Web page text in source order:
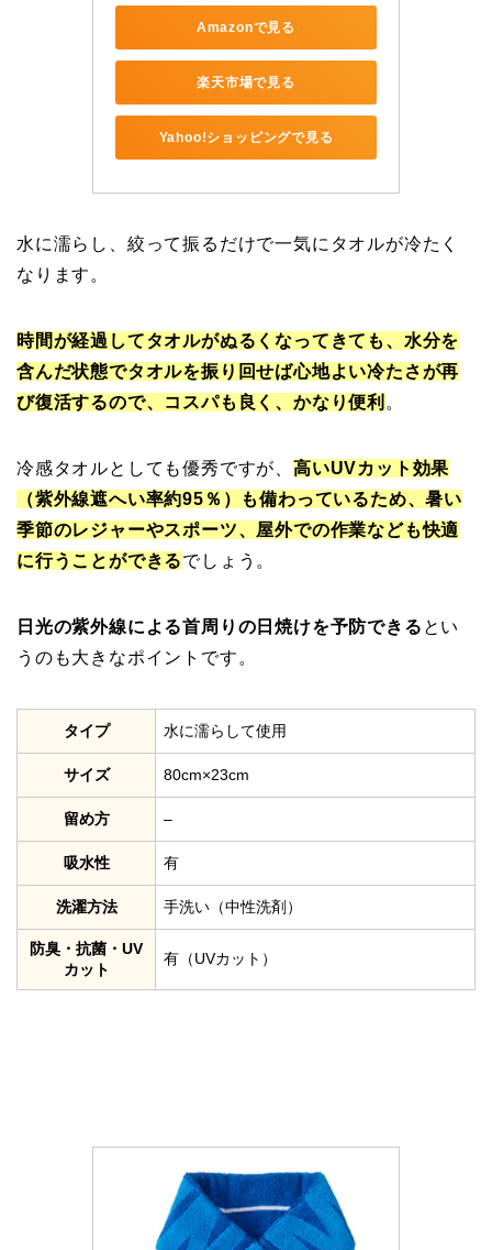
Amazonで見る
楽天市場で見る
Yahoo!ショッピングで見る
水に濡らし、絞って振るだけで一気にタオルが冷たく
なります。
時間が経過してタオルがぬるくなってきても、水分を
含んだ状態でタオルを振り回せば心地よい冷たさが再
び復活するので、コスパも良く、かなり便利 。
冷感タオルとしても優秀ですが、 高いUVカット効果
（紫外線遮へい率約95％）も備わっているため、暑い
季節のレジャーやスポーツ、屋外での作業なども快適
に行うことができるでしょう。
日光の紫外線による首周りの日焼けを予防できる とい
うのも大きなポイントです。
タイプ 水に濡らして使用
サイズ 80cm×23cm
留め方 –
吸水性 有
洗濯方法 手洗い（中性洗剤）
防臭・抗菌・UV
カット
有（UVカット）